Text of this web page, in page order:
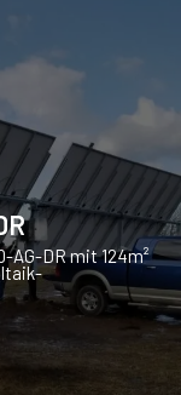
AG-DR mit 124m²